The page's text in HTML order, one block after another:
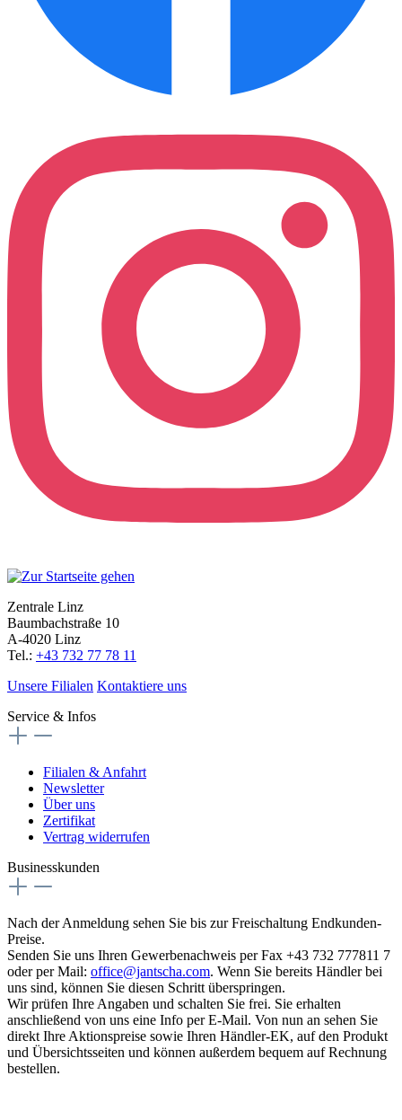
Zentrale Linz
Baumbachstraße 10
A-4020 Linz
Tel.: +43 732 77 78 11
Unsere Filialen Kontaktiere uns
Service & Infos
Filialen & Anfahrt
Newsletter
Über uns
Zertifikat
Vertrag widerrufen
Businesskunden
Nach der Anmeldung sehen Sie bis zur Freischaltung Endkunden-
Preise.
Senden Sie uns Ihren Gewerbenachweis per Fax +43 732 777811 7
oder per Mail: office@jantscha.com. Wenn Sie bereits Händler bei
uns sind, können Sie diesen Schritt überspringen.
Wir prüfen Ihre Angaben und schalten Sie frei. Sie erhalten
anschließend von uns eine Info per E-Mail. Von nun an sehen Sie
direkt Ihre Aktionspreise sowie Ihren Händler-EK, auf den Produkt
und Übersichtsseiten und können außerdem bequem auf Rechnung
bestellen.